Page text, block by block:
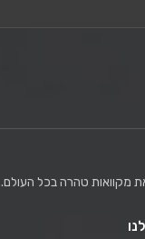
מקוואות טהרה בכל העולם.